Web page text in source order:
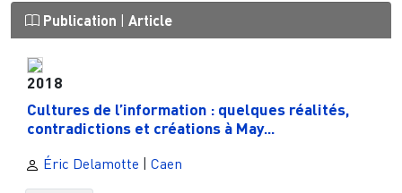
Publication Article
2018
Cultures de l’information : quelques réalités,
contradictions et créations à May...
Éric Delamotte Caen